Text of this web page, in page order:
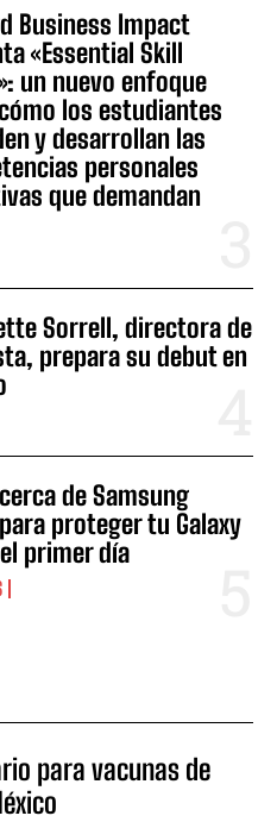
Business Impact
«Essential Skill
un nuevo enfoque
los estudiantes
y desarrollan las
personales
que demandan
Sorrell, directora de
prepara su debut en
de Samsung
proteger tu Galaxy
primer día
para vacunas de